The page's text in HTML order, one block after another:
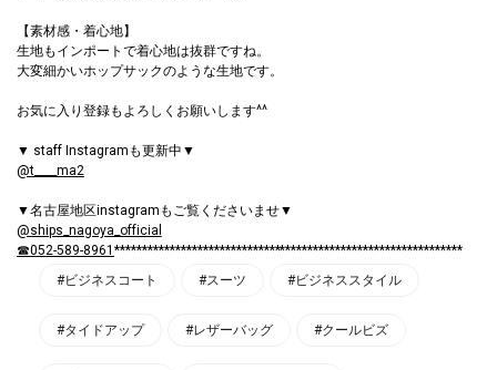
【素材感・着心地】
生地もインポートで着心地は抜群ですね。
大変細かいホップサックのような生地です。
お気に入り登録もよろしくお願いします^^
▼ staff Instagramも更新中▼
@t____ma2
▼名古屋地区instagramもご覧くださいませ▼
@ships_nagoya_official
☎052-589-8961 ***************************************************************
#ビジネスコート
#スーツ #ビジネススタイル
#タイドアップ #レザーバッグ #クールビズ